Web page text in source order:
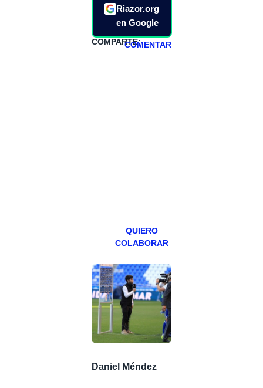
Riazor.org
en Google
COMPARTE:COMENTAR
QUIERO
COLABORAR
Daniel Méndez